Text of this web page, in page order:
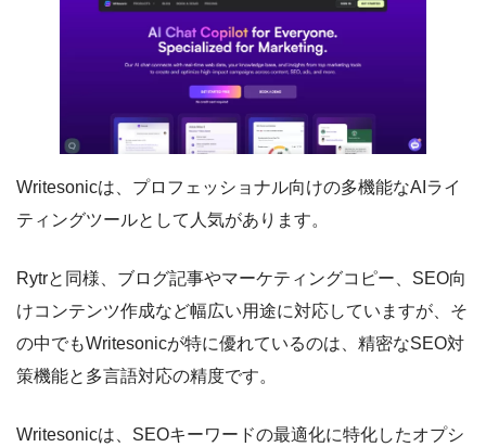
Writesonicは、プロフェッショナル向けの多機能なAIライ
ティングツールとして人気があります。
Rytrと同様、ブログ記事やマーケティングコピー、SEO向
けコンテンツ作成など幅広い用途に対応していますが、そ
の中でもWritesonicが特に優れているのは、精密なSEO対
策機能と多言語対応の精度です。
Writesonicは、SEOキーワードの最適化に特化したオプシ